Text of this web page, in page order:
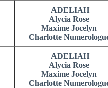
ADELIAH
Alycia Rose
Maxime Jocelyn
Charlotte
ADELIAH
Alycia Rose
Maxime Jocelyn
Charlotte